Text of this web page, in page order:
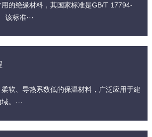
的绝缘材料，其国家标准是GB/T 17794-
该标准···
软、导热系数低的保温材料，广泛应用于建
。···